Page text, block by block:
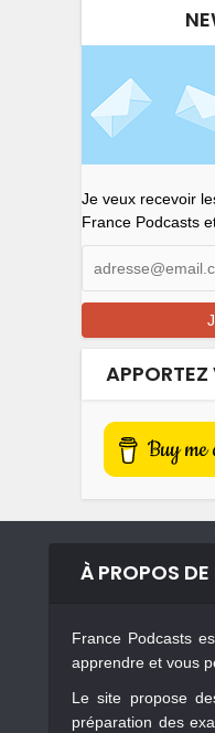
Je veux recevoir
France Podcasts
APPORTEZ
À PROPOS
France Podcasts
apprendre et vous
Le site propose
préparation des